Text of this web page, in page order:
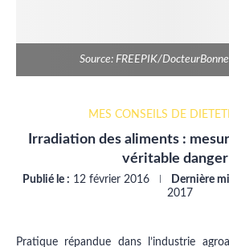
Source: FREEPIK/
MES CONSEILS DE
Irradiation des aliments :
véritable danger
Publié le : 12 février 2016 Dernière
2017
Pratique répandue dans l’industrie